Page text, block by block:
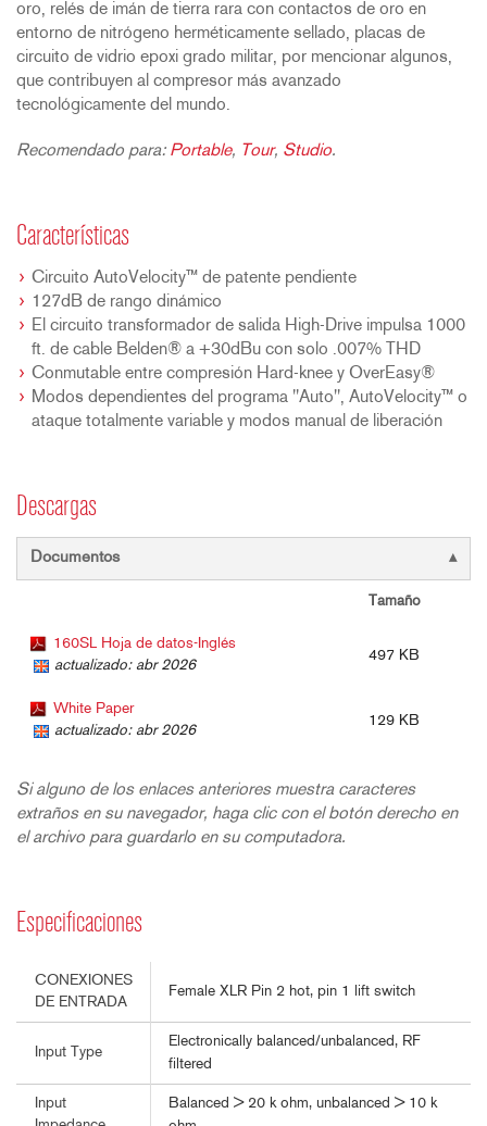
oro, relés de imán de tierra rara con contactos de oro en
entorno de nitrógeno herméticamente sellado, placas de
circuito de vidrio epoxi grado militar, por mencionar algunos,
que contribuyen al compresor más avanzado
tecnológicamente del mundo.
Recomendado para: Portable, Tour, Studio.
Características
Circuito AutoVelocity™ de patente pendiente
127dB de rango dinámico
El circuito transformador de salida High-Drive impulsa 1000
ft. de cable Belden® a +30dBu con solo .007% THD
Conmutable entre compresión Hard-knee y OverEasy®
Modos dependientes del programa "Auto", AutoVelocity™ o
ataque totalmente variable y modos manual de liberación
Descargas
Documentos
Tamaño
160SL Hoja de datos-Inglés
actualizado: abr 2026
497 KB
White Paper
actualizado: abr 2026
129 KB
Si alguno de los enlaces anteriores muestra caracteres
extraños en su navegador, haga clic con el botón derecho en
el archivo para guardarlo en su computadora.
Especificaciones
CONEXIONES
DE ENTRADA
Female XLR Pin 2 hot, pin 1 lift switch
Input Type
Electronically balanced/unbalanced, RF
filtered
Input
Balanced > 20 k ohm, unbalanced > 10 k